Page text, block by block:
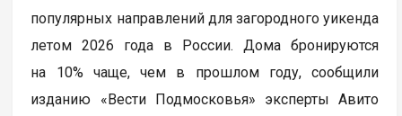
популярных направлений для загородного уикенда
летом 2026 года в России. Дома бронируются
на 10% чаще, чем в прошлом году, сообщили
изданию «Вести Подмосковья» эксперты Авито